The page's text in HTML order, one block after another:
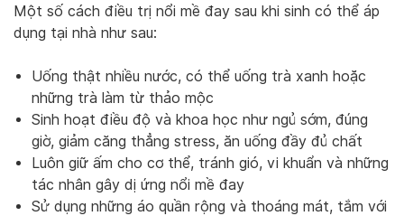
Một số cách điều trị nổi mề đay sau khi sinh có thể áp
dụng tại nhà như sau:
Uống thật nhiều nước, có thể uống trà xanh hoặc
những trà làm từ thảo mộc
Sinh hoạt điều độ và khoa học như ngủ sớm, đúng
giờ, giảm căng thẳng stress, ăn uống đầy đủ chất
Luôn giữ ấm cho cơ thể, tránh gió, vi khuẩn và những
tác nhân gây dị ứng nổi mề đay
Sử dụng những áo quần rộng và thoáng mát, tắm với